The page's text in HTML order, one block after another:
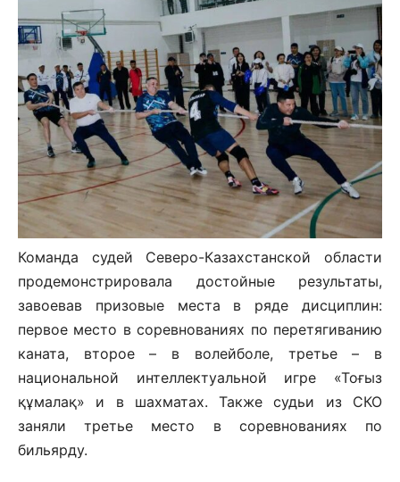
Команда судей Северо-Казахстанской области
продемонстрировала достойные результаты,
завоевав призовые места в ряде дисциплин:
первое место в соревнованиях по перетягиванию
каната, второе – в волейболе, третье – в
национальной интеллектуальной игре «Тоғыз
құмалақ» и в шахматах. Также судьи из СКО
заняли третье место в соревнованиях по
бильярду.